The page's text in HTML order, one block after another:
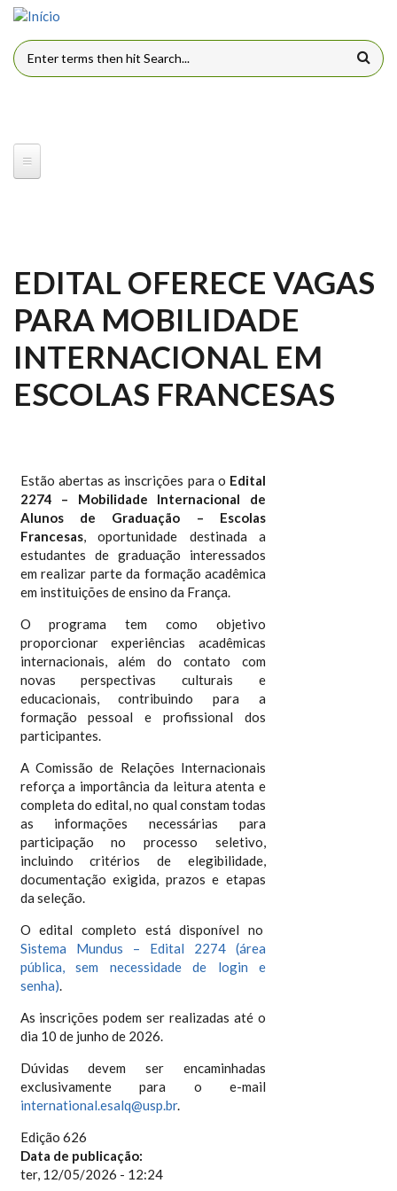
Pular para o conteúdo principal
FORMULÁRIO DE BUSCA
EDITAL OFERECE VAGAS
PARA MOBILIDADE
INTERNACIONAL EM
ESCOLAS FRANCESAS
Estão abertas as inscrições para o Edital
2274 – Mobilidade Internacional de
Alunos de Graduação – Escolas
Francesas, oportunidade destinada a
estudantes de graduação interessados
em realizar parte da formação acadêmica
em instituições de ensino da França.
O programa tem como objetivo
proporcionar experiências acadêmicas
internacionais, além do contato com
novas perspectivas culturais e
educacionais, contribuindo para a
formação pessoal e profissional dos
participantes.
A Comissão de Relações Internacionais
reforça a importância da leitura atenta e
completa do edital, no qual constam todas
as informações necessárias para
participação no processo seletivo,
incluindo critérios de elegibilidade,
documentação exigida, prazos e etapas
da seleção.
O edital completo está disponível no
Sistema Mundus – Edital 2274 (área
pública, sem necessidade de login e
senha).
As inscrições podem ser realizadas até o
dia 10 de junho de 2026.
Dúvidas devem ser encaminhadas
exclusivamente para o e-mail
international.esalq@usp.br.
Edição 626
Data de publicação:
ter, 12/05/2026 - 12:24